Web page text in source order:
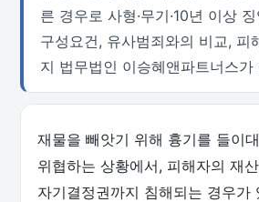
른 경우로 사형·무기·10년 이상
구성요건, 유사범죄와의 비교, 피
지 법무법인 이승혜앤파트너스가
재물을 빼앗기 위해 흉기를 들이
위협하는 상황에서, 피해자의 재
자기결정권까지 침해되는 경우가